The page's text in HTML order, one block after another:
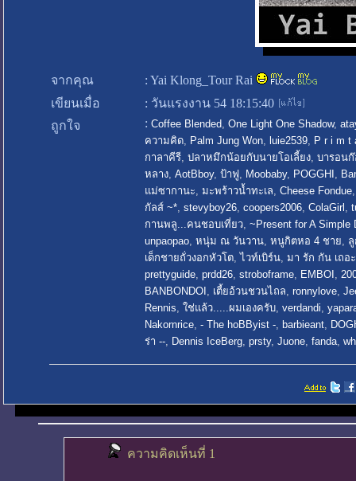
จากคุณ : Yai Klong_Tour Rai
เขียนเมื่อ
: วันแรงงาน 54 18:15:40
ถูกใจ
: Coffee Blended One Light One Shadow,
ความคิด
Palm Jung Won luie2539
P r i m t
กาลาคีรี ปลาหมึกน้อยกับนายโอเลี้ยง บารอนก๊
หลาง AotBboy, ป้าฟู Moobaby, POGGHI
แม่ซากานะ มะพร้าวน้ำทะเล Cheese Fondue
กัลส์ ~* stevyboy26 coopers2006 ColaGirl
กานพลู...คนชอบเที่ยว ~Present for A Simple
unpaopao หนุ่ม ณ วันวาน หนูกิตหอ 4 ชาย
เด็กชายถั่วงอกหัวโต ,ไวท์เบิร์น มา รัก กัน เถอะ
prettyguide prdd26 stroboframe EMBOI
BANBONDOI
เตี้ยอ้วนชวนไถล ronnylove
Rennis ใช่แล้ว.....ผมเองครับ verdandi
Nakornrice - The hoBByist - barbieant
ร่า --
Dennis IceBerg prsty, Juone fanda
ความคิดเห็นที่ 1